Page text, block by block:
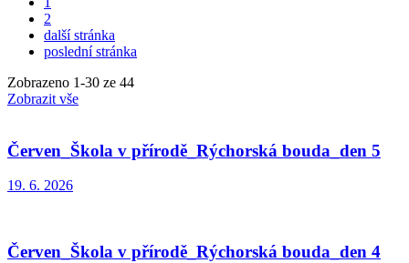
2
další stránka
poslední stránka
Zobrazeno 1-30 ze 44
Zobrazit vše
Červen_Škola v přírodě_Rýchorská bouda_den 5
19. 6. 2026
Červen_Škola v přírodě_Rýchorská bouda_den 4